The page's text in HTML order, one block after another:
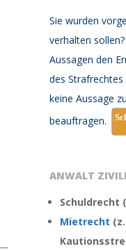
Sie wurden
verhalten sollen?
Aussagen den
des
keine Aussage
beauftragen.
ANWALT
Schuldrecht
Mietrecht